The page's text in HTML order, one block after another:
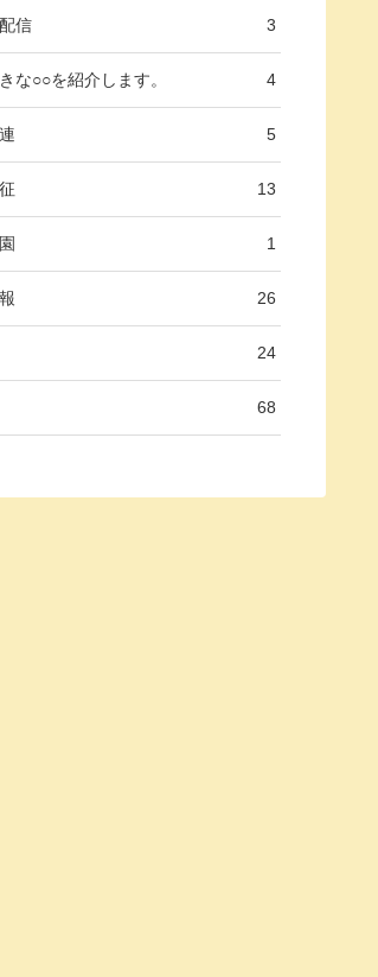
信 3
な○○を紹介します。 4
5
13
1
26
24
68